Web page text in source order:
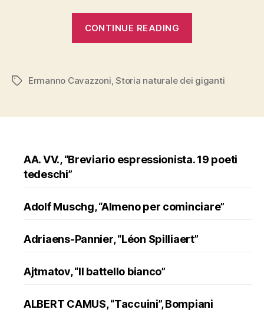
CONTINUE READING
dei
TagsErmanno Cavazzoni ,Storia naturale dei giganti
AA. VV., “Breviario espressionista. 19 poeti
tedeschi”
Adolf Muschg, “Almeno per cominciare”
Adriaens-Pannier, “Léon Spilliaert”
Ajtmatov, “Il battello bianco”
ALBERT CAMUS, “Taccuini”, Bompiani